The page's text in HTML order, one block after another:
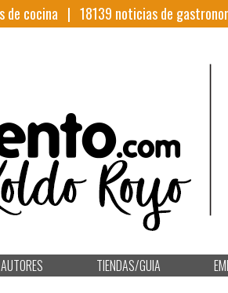
de cocina | 18139 noticias de
AUTORES TIENDAS/GUIA